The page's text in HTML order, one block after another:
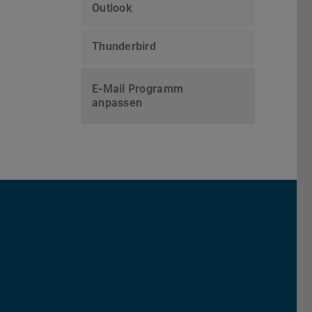
Outlook
Thunderbird
E-Mail Programm
anpassen
Darmstadt
der TU Darmstadt
Kanal der TU Darmstadt